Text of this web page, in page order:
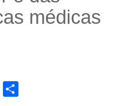
médicas
WhatsApp